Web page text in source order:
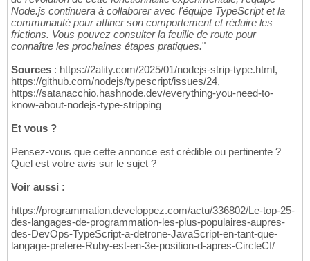
Node.js continuera à collaborer avec l'équipe TypeScript et la
communauté pour affiner son comportement et réduire les
frictions. Vous pouvez consulter la feuille de route pour
connaître les prochaines étapes pratiques."
Sources : https://2ality.com/2025/01/nodejs-strip-type.html,
https://github.com/nodejs/typescript/issues/24,
https://satanacchio.hashnode.dev/everything-you-need-to-
know-about-nodejs-type-stripping
Et vous ?
Pensez-vous que cette annonce est crédible ou pertinente ?
Quel est votre avis sur le sujet ?
Voir aussi :
https://programmation.developpez.com/actu/336802/Le-top-25-
des-langages-de-programmation-les-plus-populaires-aupres-
des-DevOps-TypeScript-a-detrone-JavaScript-en-tant-que-
langage-prefere-Ruby-est-en-3e-position-d-apres-CircleCI/